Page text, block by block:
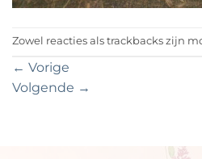
Zowel reacties als trackbacks zijn
← Vorige
Volgende →